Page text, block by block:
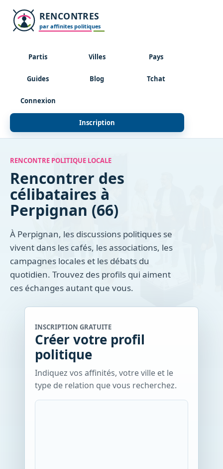
Partis Villes Pays
Guides Blog Tchat
Connexion
Inscription
RENCONTRE POLITIQUE LOCALE
Rencontrer des
célibataires à
Perpignan (66)
À Perpignan, les discussions politiques se
vivent dans les cafés, les associations, les
campagnes locales et les débats du
quotidien. Trouvez des profils qui aiment
ces échanges autant que vous.
INSCRIPTION GRATUITE
Créer votre profil
politique
Indiquez vos affinités, votre ville et le
type de relation que vous recherchez.